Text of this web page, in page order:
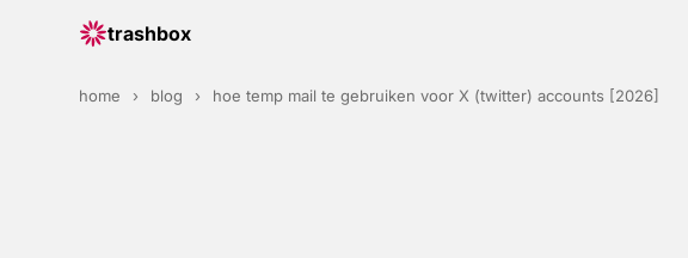
trashbox
home › blog › hoe temp mail te gebruiken voor X (twitter) accounts [2026]